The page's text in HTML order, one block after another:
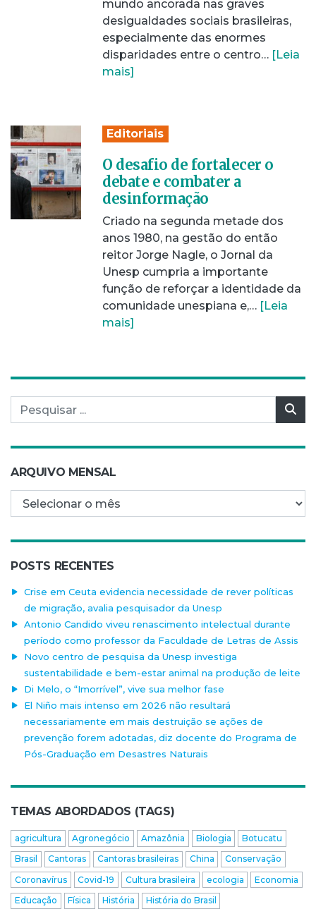
mundo ancorada nas graves
desigualdades sociais brasileiras,
especialmente das enormes
disparidades entre o centro… [Leia
mais]
Editoriais
O desafio de fortalecer o
debate e combater a
desinformação
Criado na segunda metade dos
anos 1980, na gestão do então
reitor Jorge Nagle, o Jornal da
Unesp cumpria a importante
função de reforçar a identidade da
comunidade unespiana e,… [Leia
mais]
Pesquisar por:
ARQUIVO MENSAL
Arquivo mensal
POSTS RECENTES
Crise em Ceuta evidencia necessidade de rever políticas
de migração, avalia pesquisador da Unesp
Antonio Candido viveu renascimento intelectual durante
período como professor da Faculdade de Letras de Assis
Novo centro de pesquisa da Unesp investiga
sustentabilidade e bem-estar animal na produção de leite
Di Melo, o “Imorrível”, vive sua melhor fase
El Niño mais intenso em 2026 não resultará
necessariamente em mais destruição se ações de
prevenção forem adotadas, diz docente do Programa de
Pós-Graduação em Desastres Naturais
TEMAS ABORDADOS (TAGS)
agricultura Agronegócio Amazônia Biologia
Botucatu
Brasil
Cantoras Cantoras brasileiras China
Conservação
Coronavírus
Covid-19 Cultura brasileira ecologia
Economia
Educação
Física História
História do Brasil